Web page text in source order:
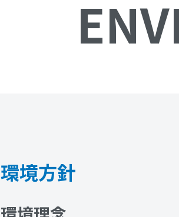
環境方針